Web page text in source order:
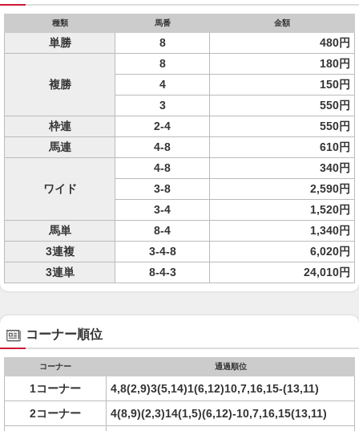
種類 馬番 金額
単勝 8 480円
複勝
8
180円
4
150円
3
550円
枠連
2-4
550円
馬連
4-8 610円
ワイド
4-8
340円
3-8
2,590円
3-4
1,520円
馬単
8-4
1,340円
3連複
3-4-8
6,020円
3連単
8-4-3 24,010円
コーナー順位
コーナー 通過順位
1コーナー
4,8(2,9)3(5,14)1(6,12)10,7,16,15-(13,11)
2コーナー
4(8,9)(2,3)14(1,5)(6,12)-10,7,16,15(13,11)